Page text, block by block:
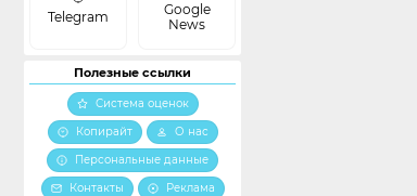
Telegram
Google
News
Полезные ссылки
Система оценок
Копирайт
О нас
Персональные данные
Контакты
Реклама